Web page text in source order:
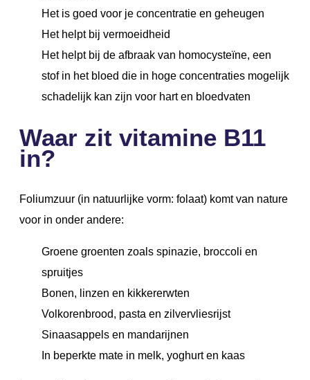
Het is goed voor je concentratie en geheugen
Het helpt bij vermoeidheid
Het helpt bij de afbraak van homocysteïne, een
stof in het bloed die in hoge concentraties mogelijk
schadelijk kan zijn voor hart en bloedvaten
Waar zit vitamine B11
in?
Foliumzuur (in natuurlijke vorm: folaat) komt van nature
voor in onder andere:
Groene groenten zoals spinazie, broccoli en
spruitjes
Bonen, linzen en kikkererwten
Volkorenbrood, pasta en zilvervliesrijst
Sinaasappels en mandarijnen
In beperkte mate in melk, yoghurt en kaas